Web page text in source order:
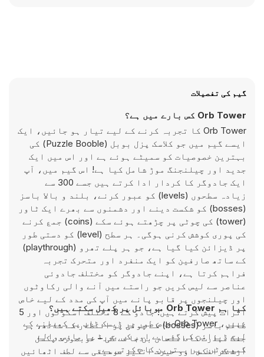
گیم کی تفصیلات
Orb Tower کس بارے میں ہے؟
Orb Tower کا تجربہ کرنے کے لیے تیار ہو جائیں، ایک
ایسے گیم میں جو کلاسک پزل بوبل (Puzzle Booble) کی
بہترین خصوصیات کو سمیٹے ہوئے ہے اور اس میں ایک
جدید اور چیلنجنگ موڑ شامل کیا ہے! اس گیم میں، آپ
ایک جادوگر کا کردار ادا کرتے ہیں جسے 300 سے
زیادہ سطحوں (levels) کو عبور کرنے، بلند و بالا باسز
(bosses) کو شکست دینے اور دشمنوں سے بھرے ایک ٹاور
(tower) کی چوٹی پر چڑھتے ہوئے سکے (coins) جمع کرنے
کی پوری کوشش کرنی ہوگی۔ ہر سطح (level) کو دستی طور
پر ڈیزائن کیا گیا ہے، جو ہر پلے تھرو (playthrough)
کے ساتھ صارفین کو ایک منفرد اور متحرک تجربہ
فراہم کرتا ہے، اپنے جادوگر کو مختلف جادوئی
عناصر سے لیس کریں جو راستے میں آنے والی رکاوٹوں
اور چیلنجوں پر قابو پانے میں آپ کی مدد کے لیے خاص
اثرات پیش کرتے ہیں! جادو کے 8 مختلف اسکولوں اور 5
ظالم باسز (bosses) کے چوٹی پر انتظار کے ساتھ، ہر
جنگ مہارت کا امتحان بن جائے گی – خوبصورت پکسل
آرٹ گرافکس اور حیرت انگیز موسیقی سے لطف اٹھائیں
کیا ہم Orb Tower موبائل پر کھیل سکتے ہیں؟
نہیں، Orb Tower خاص طور پر ڈیسک ٹاپ پر کھیلنے کے
لیے ڈیزائن کی گئی ہے اور کی بورڈ یا ماؤس والے
کمپیوٹرز پر بہترین کام کرتی ہے۔